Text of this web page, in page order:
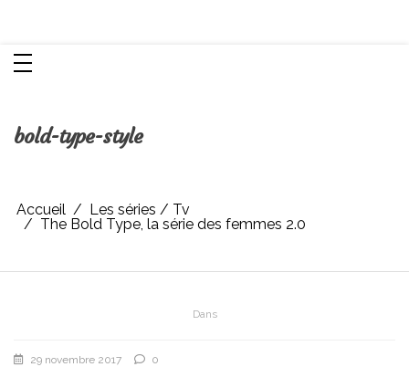
bold-type-style
Accueil
Les séries / Tv
The Bold Type, la série des femmes 2.0
Dans
29 novembre 2017 0